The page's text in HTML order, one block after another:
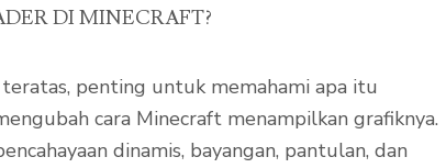
DI MINECRAFT?
penting untuk memahami apa itu
cara Minecraft menampilkan grafiknya.
dinamis, bayangan, pantulan, dan